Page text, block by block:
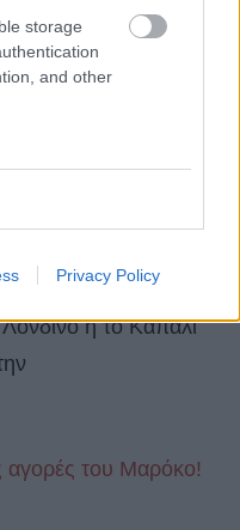
storage
and other
Privacy Policy
είναι must
το ενδιαφέρον
ή το Καπαλί
αγορές του Μαρόκο!